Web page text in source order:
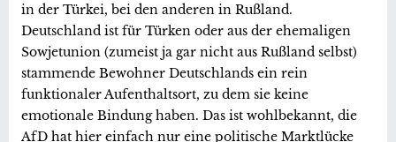
in der Türkei, bei den anderen in Rußland.
Deutschland ist für Türken oder aus der ehemaligen
Sowjetunion (zumeist ja gar nicht aus Rußland selbst)
stammende Bewohner Deutschlands ein rein
funktionaler Aufenthaltsort, zu dem sie keine
emotionale Bindung haben. Das ist wohlbekannt, die
AfD hat hier einfach nur eine politische Marktlücke